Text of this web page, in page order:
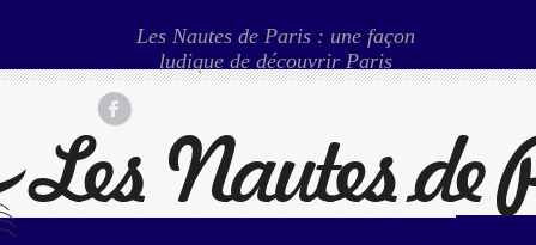
Les Nautes de Paris : une façon
ludique de découvrir Paris